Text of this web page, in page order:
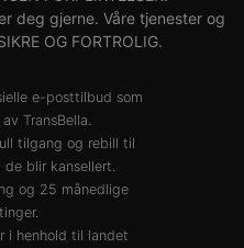
deg gjerne. Våre tjenester og
OG FORTROLIG.
e-posttilbud som
TransBella.
tilgang og rebill til
blir kansellert.
og 25 månedlige
i henhold til landet